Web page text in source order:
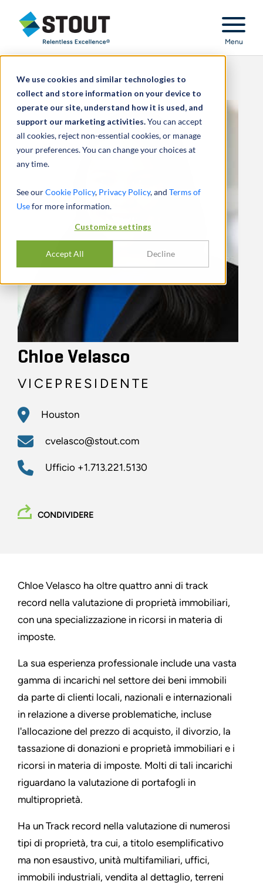
We use cookies and similar technologies to
collect and store information on your device to
operate our site, understand how it is used, and
support our marketing activities.You can accept
all cookies, reject non-essential cookies, or manage
your preferences. You can change your choices at
any time.
See ourCookie Policy, Privacy Policy, and Terms of
Usefor more information.
Customize settings
Accept All Decline
Stout Relentless Excellence
Menu
Chloe Velasco
VICEPRESIDENTE
Houston
cvelasco@stout.com
Ufficio +1.713.221.5130
CONDIVIDERE
Chloe Velasco ha oltre quattro anni di track
record nella valutazione di proprietà immobiliari,
con una specializzazione in ricorsi in materia di
imposte.
La sua esperienza professionale include una vasta
gamma di incarichi nel settore dei beni immobili
da parte di clienti locali, nazionali e internazionali
in relazione a diverse problematiche, incluse
l'allocazione del prezzo di acquisto, il divorzio, la
tassazione di donazioni e proprietà immobiliari e i
ricorsi in materia di imposte. Molti di tali incarichi
riguardano la valutazione di portafogli in
multiproprietà.
Ha un Track record nella valutazione di numerosi
tipi di proprietà, tra cui, a titolo esemplificativo
ma non esaustivo, unità multifamiliari, uffici,
immobili industriali, vendita al dettaglio, terreni